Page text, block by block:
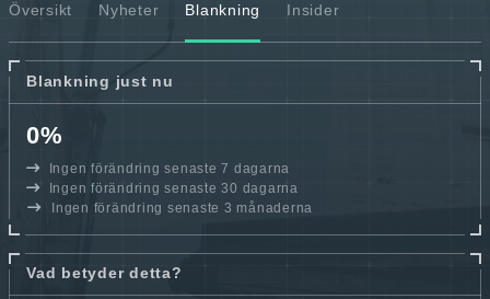
Översikt Nyheter Blankning Insider
Blankning just nu
0%
Ingen förändring senaste 7 dagarna
Ingen förändring senaste 30 dagarna
Ingen förändring senaste 3 månaderna
Vad betyder detta?